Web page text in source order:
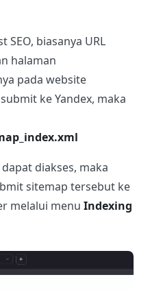
SEO, biasanya URL
halaman
pada website
ke Yandex, maka
diakses, maka
sitemap tersebut ke
melalui menu Indexing